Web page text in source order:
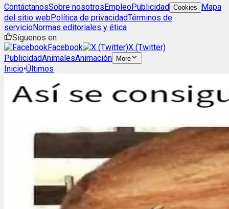
ContáctanosSobre nosotrosEmpleoPublicidad Cookies
Mapa
del sitio webPolítica de privacidadTérminos de
servicioNormas editoriales y ética
Síguenos en
Facebook
X (Twitter)
PublicidadAnimalesAnimación More
Inicio•Últimos